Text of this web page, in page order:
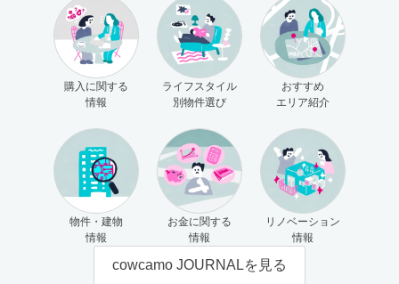
購入に関する
情報
ライフスタイル
別物件選び
おすすめ
エリア紹介
物件・建物
情報
お金に関する
情報
リノベーション
情報
cowcamo JOURNALを見る